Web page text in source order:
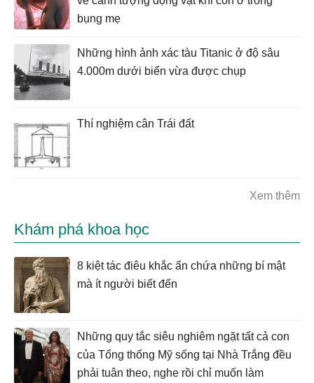
bụng mẹ
Những hình ảnh xác tàu Titanic ở độ sâu
4.000m dưới biển vừa được chụp
Thí nghiệm cân Trái đất
Xem thêm
Khám phá khoa học
8 kiệt tác điêu khắc ẩn chứa những bí mật
mà ít người biết đến
Những quy tắc siêu nghiêm ngặt tất cả con
của Tổng thống Mỹ sống tại Nhà Trắng đều
phải tuân theo, nghe rồi chỉ muốn làm